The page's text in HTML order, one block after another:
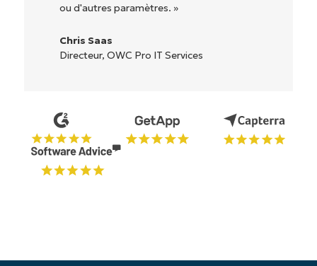
Reiffenberger.NET Technology Solutions